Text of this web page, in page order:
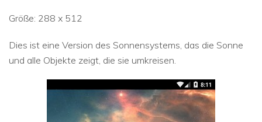
Größe: 288 x 512
Dies ist eine Version des Sonnensystems, das die Sonne
und alle Objekte zeigt, die sie umkreisen.